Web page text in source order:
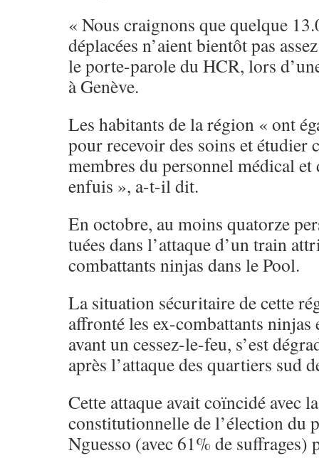
« Nous craignons que quelque
déplacées n’aient bientôt pas
le porte-parole du HCR, lors
à Genève.
Les habitants de la région « ont
pour recevoir des soins et étudier
membres du personnel médical et
enfuis », a-t-il dit.
En octobre, au moins quatorze
tuées dans l’attaque d’un train
combattants ninjas dans le Pool.
La situation sécuritaire de cette
affronté les ex-combattants ninjas
avant un cessez-le-feu, s’est
après l’attaque des quartiers sud
Cette attaque avait coïncidé avec
constitutionnelle de l’élection du
Nguesso (avec 61% de suffrages)